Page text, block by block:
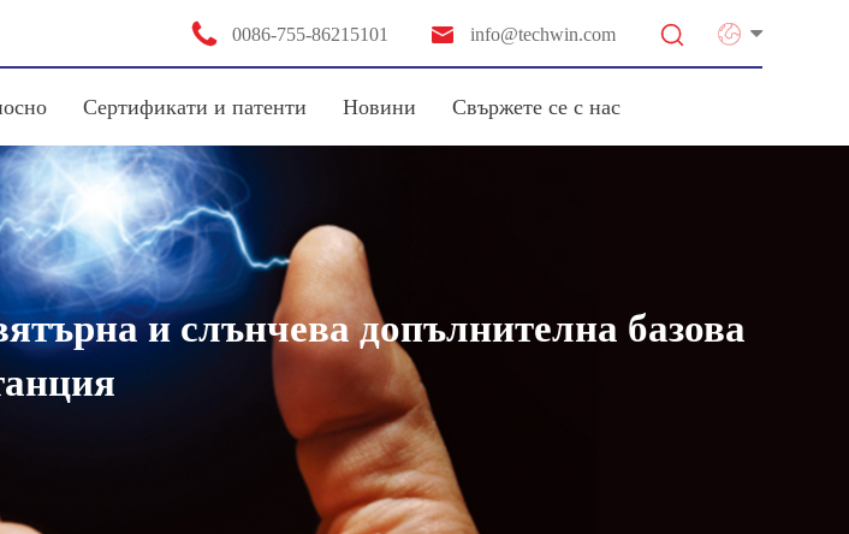
 0086-755-86215101  info@techwin.com 
Сертификати и патенти Новини Свържете се с нас
и слънчева допълнителна базова